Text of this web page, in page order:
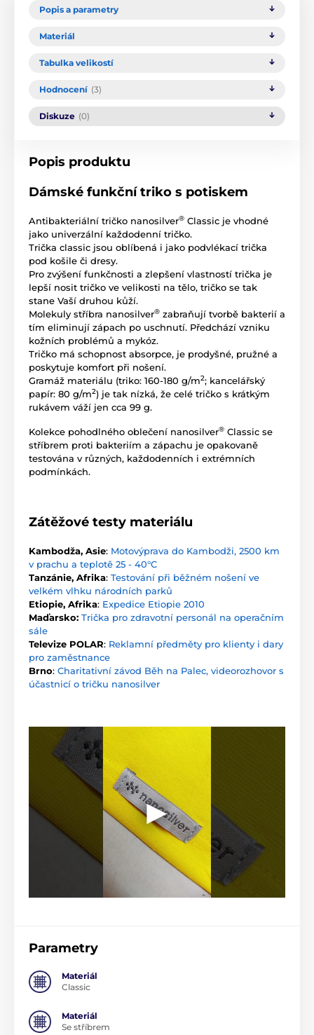
Popis a parametry
Materiál
Tabulka velikostí
Hodnocení (3)
Diskuze (0)
Popis produktu
Dámské funkční triko s potiskem
Antibakteriální tričko nanosilver® Classic je vhodné
jako univerzální každodenní tričko.
Trička classic jsou oblíbená i jako podvlékací trička
pod košile či dresy.
Pro zvýšení funkčnosti a zlepšení vlastností trička je
lepší nosit tričko ve velikosti na tělo, tričko se tak
stane Vaší druhou kůží.
Molekuly stříbra nanosilver® zabraňují tvorbě bakterií a
tím eliminují zápach po uschnutí. Předchází vzniku
kožních problémů a mykóz.
Tričko má schopnost absorpce, je prodyšné, pružné a
poskytuje komfort při nošení.
Gramáž materiálu (triko: 160-180 g/m2; kancelářský
papír: 80 g/m2) je tak nízká, že celé tričko s krátkým
rukávem váží jen cca 99 g.
Kolekce pohodlného oblečení nanosilver® Classic se
stříbrem proti bakteriím a zápachu je opakovaně
testována v různých, každodenních i extrémních
podmínkách.
Zátěžové testy materiálu
Kambodža, Asie: Motovýprava do Kambodži, 2500 km
v prachu a teplotě 25 - 40°C
Tanzánie, Afrika: Testování při běžném nošení ve
velkém vlhku národních parků
Etiopie, Afrika: Expedice Etiopie 2010
Maďarsko: Trička pro zdravotní personál na operačním
sále
Televize POLAR: Reklamní předměty pro klienty i dary
pro zaměstnance
Brno: Charitativní závod Běh na Palec, videorozhovor s
účastnicí o tričku nanosilver
Parametry
Materiál
Classic
Materiál
Se stříbrem